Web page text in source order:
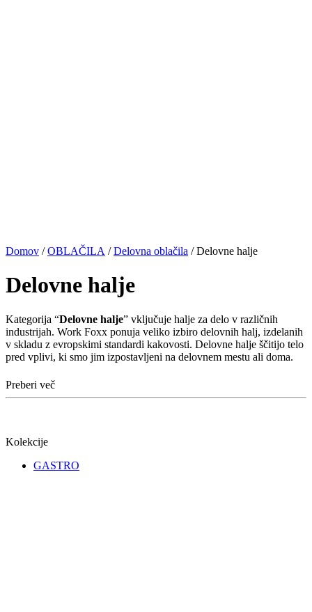
Domov /OBLAČILA /Delovna oblačila / Delovne halje
Delovne halje
Kategorija “Delovne halje” vključuje halje za delo v različnih
industrijah. Work Foxx ponuja veliko izbiro delovnih halj, izdelanih
v skladu z evropskimi standardi kakovosti. Delovne halje ščitijo telo
pred vplivi, ki smo jim izpostavljeni na delovnem mestu ali doma.
Preberi več
Kolekcije
GASTRO